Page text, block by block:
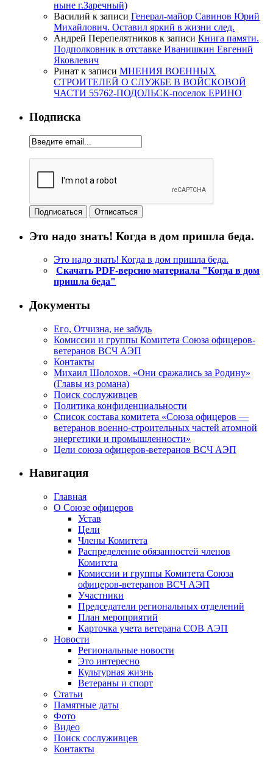
ныне г.Заречный)
Василий к записи Генерал-майор Савинов Юрий
Михайлович. Оставил яркий в жизни след.
Андрей Перепелятников к записи Книга памяти.
Подполковник в отставке Иванишкин Евгений
Яковлевич
Ринат к записи МНЕНИЯ ВОЕННЫХ
СТРОИТЕЛЕЙ О СЛУЖБЕ В ВОЙСКОВОЙ
ЧАСТИ 55762-ПОДОЛЬСК-поселок ЕРИНО
Подписка
Это надо знать! Когда в дом пришла беда.
Это надо знать! Когда в дом пришла беда.
Скачать PDF-версию материала "Когда в дом
пришла беда"
Документы
Его, Отчизна, не забудь
Комиссии и группы Комитета Союза офицеров-
ветеранов ВСЧ АЭП
Контакты
Михаил Шолохов. «Они сражались за Родину»
(Главы из романа)
Поиск сослуживцев
Политика конфиденциальности
Список состава комитета «Союза офицеров —
ветеранов военно-строительных частей атомной
энергетики и промышленности»
Цели союза офицеров-ветеранов ВСЧ АЭП
Навигация
Главная
О Союзе офицеров
Устав
Цели
Члены Комитета
Распределение обязанностей членов
Комитета
Комиссии и группы Комитета Союза
офицеров-ветеранов ВСЧ АЭП
Участники
Председатели региональных отделений
План мероприятий
Карточка учета ветерана CОВ АЭП
Новости
Региональные новости
Это интересно
Культурная жизнь
Ветераны и спорт
Статьи
Памятные даты
Фото
Видео
Поиск сослуживцев
Контакты